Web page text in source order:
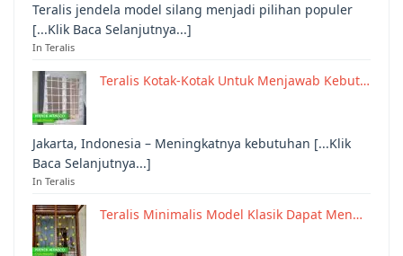
Teralis jendela model silang menjadi pilihan populer
[...Klik Baca Selanjutnya...]
In Teralis
Teralis Kotak-Kotak Untuk Menjawab Kebut…
Jakarta, Indonesia – Meningkatnya kebutuhan [...Klik
Baca Selanjutnya...]
In Teralis
Teralis Minimalis Model Klasik Dapat Men…